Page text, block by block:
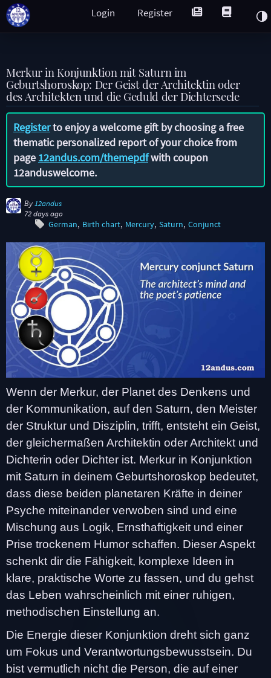
Register
Login
Merkur in Konjunktion mit Saturn im
Geburtshoroskop: Der Geist der Architektin oder
des Architekten und die Geduld der Dichterseele
Registerto enjoy a welcome gift by choosing a free
thematic personalized report of your choice from
page 12andus.com/themepdfwith coupon
12anduswelcome.
By 12andus
72 days ago
German Birth chart Mercury Saturn Conjunct
Wenn der Merkur, der Planet des Denkens und
der Kommunikation, auf den Saturn, den Meister
der Struktur und Disziplin, trifft, entsteht ein Geist,
der gleichermaßen Architektin oder Architekt und
Dichterin oder Dichter ist. Merkur in Konjunktion
mit Saturn in deinem Geburtshoroskop bedeutet,
dass diese beiden planetaren Kräfte in deiner
Psyche miteinander verwoben sind und eine
Mischung aus Logik, Ernsthaftigkeit und einer
Prise trockenem Humor schaffen. Dieser Aspekt
schenkt dir die Fähigkeit, komplexe Ideen in
klare, praktische Worte zu fassen, und du gehst
das Leben wahrscheinlich mit einer ruhigen,
methodischen Einstellung an.
Die Energie dieser Konjunktion dreht sich ganz
um Fokus und Verantwortungsbewusstsein. Du
bist vermutlich nicht die Person, die auf einer